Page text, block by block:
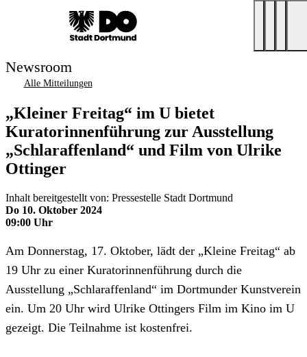
Newsroom
Alle Mitteilungen
„Kleiner Freitag“ im U bietet
Kuratorinnenführung zur Ausstellung
„Schlaraffenland“ und Film von Ulrike
Ottinger
Inhalt bereitgestellt von: Pressestelle Stadt Dortmund
Do 10. Oktober 2024
09:00 Uhr
Am Donnerstag, 17. Oktober, lädt der „Kleine Freitag“ ab
19 Uhr zu einer Kuratorinnenführung durch die
Ausstellung „Schlaraffenland“ im Dortmunder Kunstverein
ein. Um 20 Uhr wird Ulrike Ottingers Film im Kino im U
gezeigt. Die Teilnahme ist kostenfrei.